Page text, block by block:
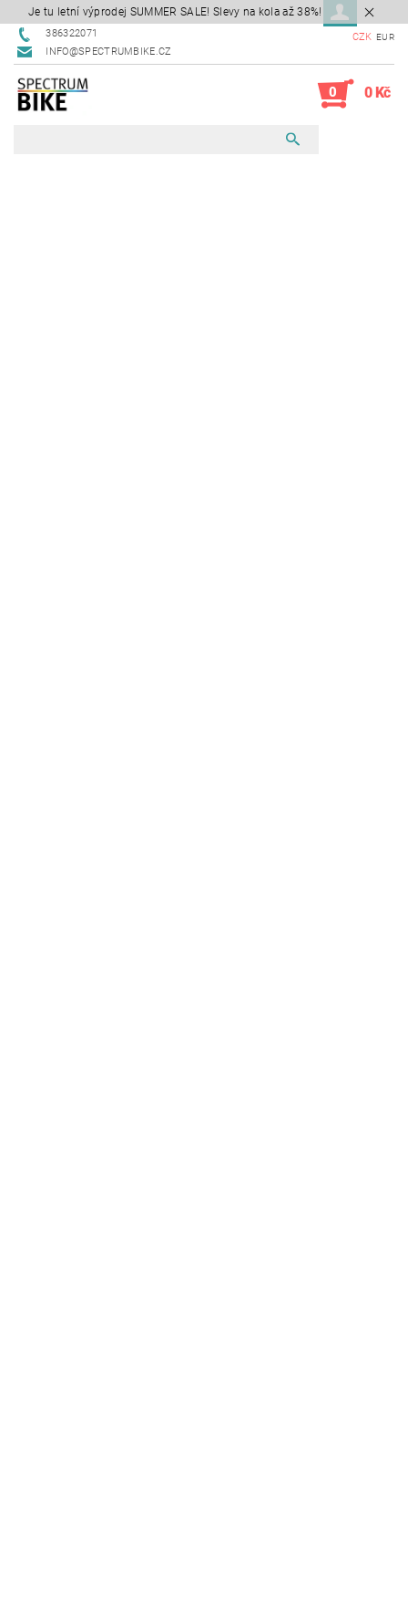
Je tu letní výprodej SUMMER SALE! Slevy na kola až 38%!
386322071
INFO@SPECTRUMBIKE.CZ
CZK EUR
0 0 Kč